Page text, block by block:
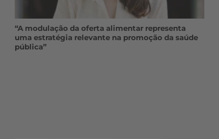
“A modulação da oferta alimentar representa
uma estratégia relevante na promoção da saúde
pública”